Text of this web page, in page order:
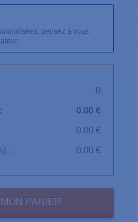
pensez à vous
0
0.00 €
0.00 €
:
0.00 €